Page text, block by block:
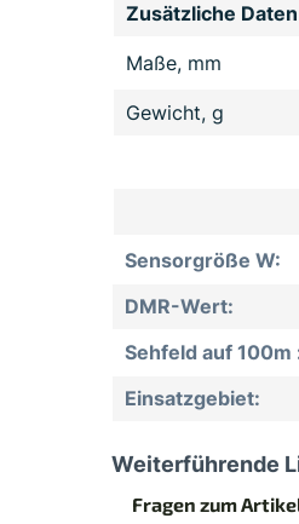
Zusätzliche Daten
Maße, mm
Gewicht, g
Sensorgröße W:
DMR-Wert:
Sehfeld auf 100m
Einsatzgebiet:
Weiterführende
Fragen zum